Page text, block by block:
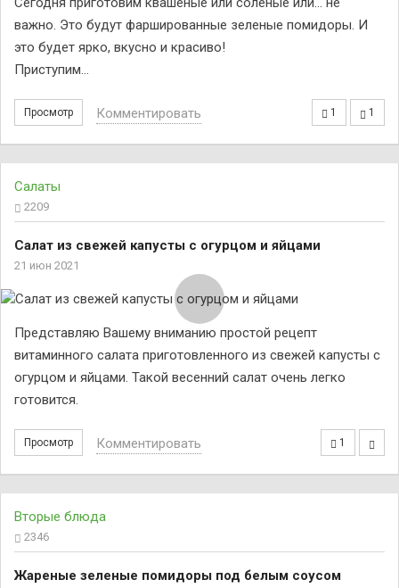
важно. Это будут фаршированные зеленые помидоры. И
это будет ярко, вкусно и красиво!
Приступим…
Просмотр 1 1
Комментировать
Салаты
2209
Салат из свежей капусты с огурцом и яйцами
21 июн 2021
Представляю Вашему вниманию простой рецепт
витаминного салата приготовленного из свежей капусты с
огурцом и яйцами. Такой весенний салат очень легко
готовится.
Просмотр 1
Комментировать
Вторые блюда
2346
Жареные зеленые помидоры под белым соусом